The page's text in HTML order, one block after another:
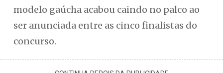
modelo gaúcha acabou caindo no palco ao
ser anunciada entre as cinco finalistas do
concurso.